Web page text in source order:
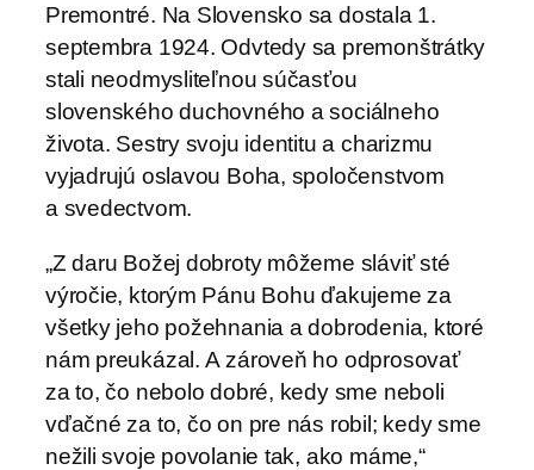
Premontré. Na Slovensko sa dostala 1.
septembra 1924. Odvtedy sa premonštrátky
stali neodmysliteľnou súčasťou
slovenského duchovného a sociálneho
života. Sestry svoju identitu a charizmu
vyjadrujú oslavou Boha, spoločenstvom
a svedectvom.
„Z daru Božej dobroty môžeme sláviť sté
výročie, ktorým Pánu Bohu ďakujeme za
všetky jeho požehnania a dobrodenia, ktoré
nám preukázal. A zároveň ho odprosovať
za to, čo nebolo dobré, kedy sme neboli
vďačné za to, čo on pre nás robil; kedy sme
nežili svoje povolanie tak, ako máme,“